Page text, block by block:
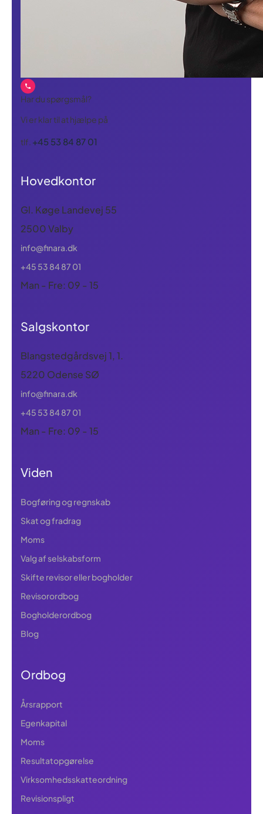
Har du spørgsmål?
Vi er klar til at hjælpe på
tlf. +45 53 84 87 01
Hovedkontor
Gl. Køge Landevej 55
2500 Valby
info@finara.dk
+45 53 84 87 01
Man - Fre: 09 - 15
Salgskontor
Blangstedgårdsvej 1, 1.
5220 Odense SØ
info@finara.dk
+45 53 84 87 01
Man - Fre: 09 - 15
Viden
Bogføring og regnskab
Skat og fradrag
Moms
Valg af selskabsform
Skifte revisor eller bogholder
Revisorordbog
Bogholderordbog
Blog
Ordbog
Årsrapport
Egenkapital
Moms
Resultatopgørelse
Virksomhedsskatteordning
Revisionspligt